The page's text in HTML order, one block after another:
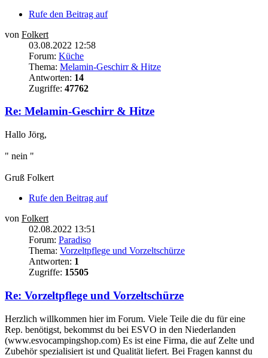
Rufe den Beitrag auf
von Folkert
03.08.2022 12:58
Forum: Küche
Thema: Melamin-Geschirr & Hitze
Antworten: 14
Zugriffe: 47762
Re: Melamin-Geschirr & Hitze
Hallo Jörg,
" nein "
Gruß Folkert
Rufe den Beitrag auf
von Folkert
02.08.2022 13:51
Forum: Paradiso
Thema: Vorzeltpflege und Vorzeltschürze
Antworten: 1
Zugriffe: 15505
Re: Vorzeltpflege und Vorzeltschürze
Herzlich willkommen hier im Forum. Viele Teile die du für eine
Rep. benötigst, bekommst du bei ESVO in den Niederlanden
(www.esvocampingshop.com) Es ist eine Firma, die auf Zelte und
Zubehör spezialisiert ist und Qualität liefert. Bei Fragen kannst du